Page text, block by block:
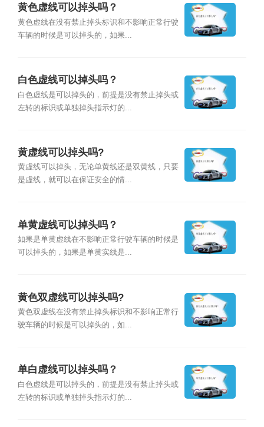
黄色虚线可以掉头吗？
黄色虚线在没有禁止掉头标识和不影响正常行驶
车辆的时候是可以掉头的，如果...
白色虚线可以掉头吗？
白色虚线是可以掉头的，前提是没有禁止掉头或
左转的标识或单独掉头指示灯的...
黄虚线可以掉头吗?
黄虚线可以掉头，无论单黄线还是双黄线，只要
是虚线，就可以在保证安全的情...
单黄虚线可以掉头吗？
如果是单黄虚线在不影响正常行驶车辆的时候是
可以掉头的，如果是单黄实线是...
黄色双虚线可以掉头吗?
黄色双虚线在没有禁止掉头标识和不影响正常行
驶车辆的时候是可以掉头的，如...
单白虚线可以掉头吗？
白色虚线是可以掉头的，前提是没有禁止掉头或
左转的标识或单独掉头指示灯的...